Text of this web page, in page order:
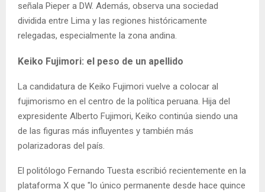
señala Pieper a DW. Además, observa una sociedad
dividida entre Lima y las regiones históricamente
relegadas, especialmente la zona andina.
Keiko Fujimori: el peso de un apellido
La candidatura de Keiko Fujimori vuelve a colocar al
fujimorismo en el centro de la política peruana. Hija del
expresidente Alberto Fujimori, Keiko continúa siendo una
de las figuras más influyentes y también más
polarizadoras del país.
El politólogo Fernando Tuesta escribió recientemente en la
plataforma X que "lo único permanente desde hace quince